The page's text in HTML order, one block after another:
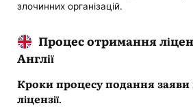
злочинних організацій.
Процес отримання
Англії
Кроки процесу подання
ліцензії.